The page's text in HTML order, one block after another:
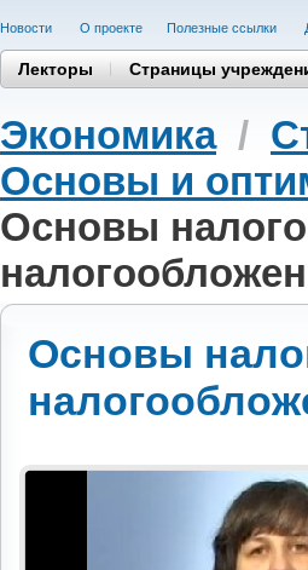
Новости О проекте Полезные cсылки
Лекторы Страницы
Экономика/
Основы и
Основы
Основы